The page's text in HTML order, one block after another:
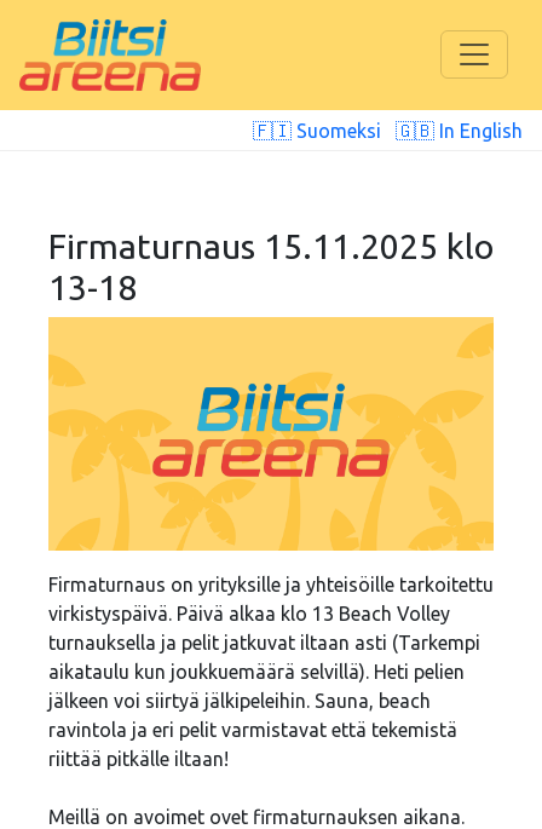
🇫🇮 Suomeksi 🇬🇧 In English
Firmaturnaus 15.11.2025 klo
13-18
Firmaturnaus on yrityksille ja yhteisöille tarkoitettu
virkistyspäivä. Päivä alkaa klo 13 Beach Volley
turnauksella ja pelit jatkuvat iltaan asti (Tarkempi
aikataulu kun joukkuemäärä selvillä). Heti pelien
jälkeen voi siirtyä jälkipeleihin. Sauna, beach
ravintola ja eri pelit varmistavat että tekemistä
riittää pitkälle iltaan!
Meillä on avoimet ovet firmaturnauksen aikana.